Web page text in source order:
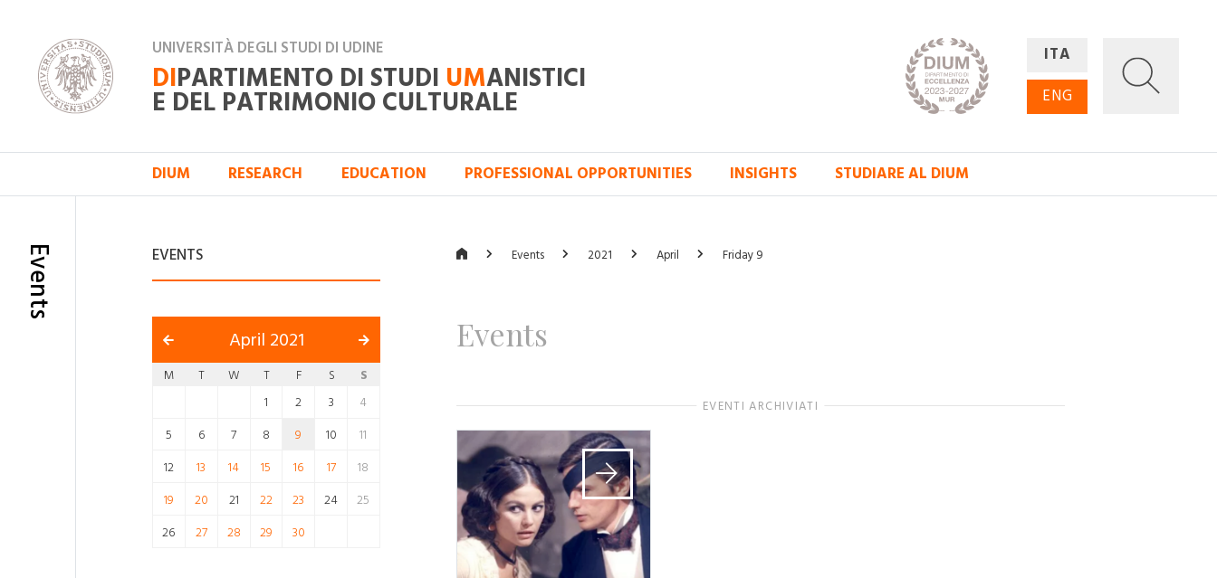
UNIVERSITÀ DEGLI STUDI DI UDINE
DIPARTIMENTO DI STUDI UMANISTICI
E DEL PATRIMONIO CULTURALE
ITA
ENG
DIUM RESEARCH EDUCATION PROFESSIONAL OPPORTUNITIES INSIGHTS STUDIARE AL DIUM
Events EVENTS
April 2021
M T W T F S
S
1
2 3
4
5
6 7 8 9 10
11
12
13 14 15 16 17
18
19
20 21 22 23 24
25
26
27 28 29 30
Events 2021 April Friday 9
Events
EVENTI ARCHIVIATI